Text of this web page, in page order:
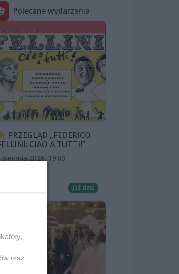
Polecane wydarzenia
PRZEGLĄD „FEDERICO
CIAO A TUTTI!”
sierpnia 2026, 19:00
Już dziś
oraz